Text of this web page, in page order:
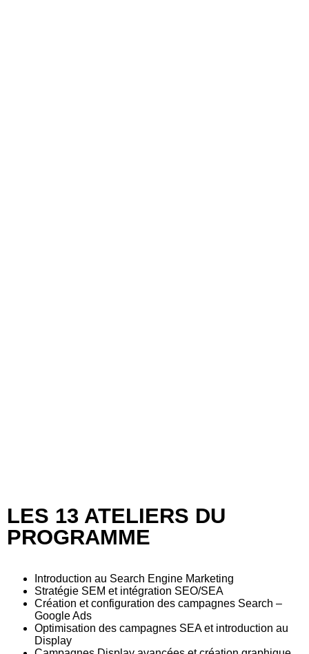
LES 13 ATELIERS DU
PROGRAMME
Introduction au Search Engine Marketing
Stratégie SEM et intégration SEO/SEA
Création et configuration des campagnes Search –
Google Ads
Optimisation des campagnes SEA et introduction au
Display